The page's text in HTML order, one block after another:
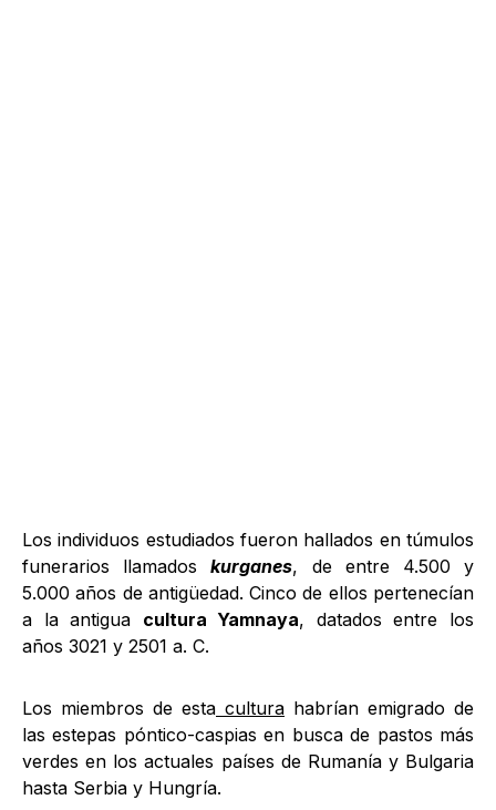
Los individuos estudiados fueron hallados en túmulos
funerarios llamadoskurganes, de entre 4.500 y
5.000 años de antigüedad. Cinco de ellos pertenecían
a la antigua cultura Yamnaya, datados entre los
años 3021 y 2501 a. C.
Los miembros de esta cultura habrían emigrado de
las estepas póntico-caspias en busca de pastos más
verdes en los actuales países de Rumanía y Bulgaria
hasta Serbia y Hungría.